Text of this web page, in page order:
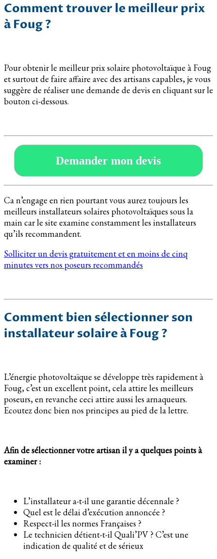
Comment trouver le meilleur prix
à Foug ?
Pour obtenir le meilleur prix solaire photovoltaïque à Foug
et surtout de faire affaire avec des artisans capables, je vous
suggère de réaliser une demande de devis en cliquant sur le
bouton ci-dessous.
Demander mon devis
Ca n’engage en rien pourtant vous aurez toujours les
meilleurs installateurs solaires photovoltaïques sous la
main car le site examine constamment les installateurs
qu’ils recommandent.
Solliciter un devis gratuitement et en moins de cinq
minutes vers nos poseurs recommandés
Comment bien sélectionner son
installateur solaire à Foug ?
L’énergie photovoltaïque se développe très rapidement à
Foug, c’est un excellent point, cela attire les meilleurs
poseurs, en revanche ceci attire aussi les arnaqueurs.
Ecoutez donc bien nos principes au pied de la lettre.
Afin de sélectionner votre artisan il y a quelques points à
examiner :
L’installateur a-t-il une garantie décennale ?
Quel est le délai d’exécution annoncée ?
Respect-il les normes Françaises ?
Le technicien détient-t-il Quali’PV ? C’est une
indication de qualité et de sérieux